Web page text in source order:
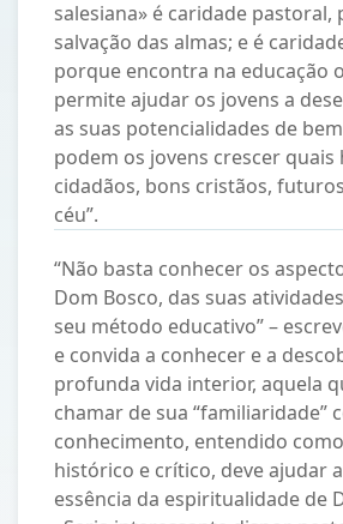
salesiana» é caridade pastoral,
salvação das almas; e é
porque encontra na educação
permite ajudar os jovens a
as suas potencialidades de
podem os jovens crescer quais
cidadãos, bons cristãos,
céu”.
“Não basta conhecer os
Dom Bosco, das suas
seu método educativo” –
e convida a conhecer e a
profunda vida interior, aquela
chamar de sua “familiaridade”
conhecimento, entendido
histórico e crítico, deve ajudar
essência da espiritualidade de